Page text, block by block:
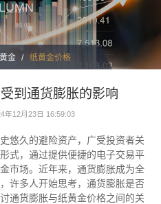
黄金 纸黄金价格
到通货膨胀的影响
年12月23日 16:59:03
悠久的避险资产，广受投资者关
式，通过提供便捷的电子交易平
市场。近年来，通货膨胀成为全
许多人开始思考，通货膨胀是否
通货膨胀与纸黄金价格之间的关